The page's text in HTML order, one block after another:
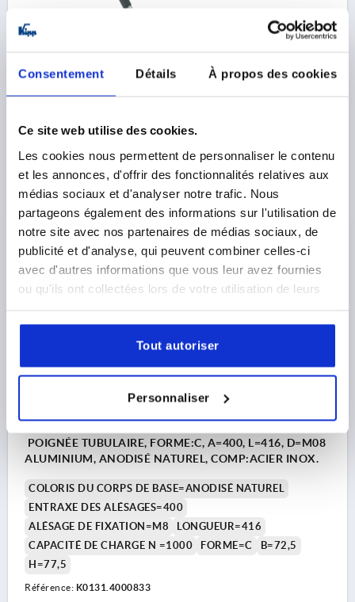
Consentement Détails À propos des cookies
Ce site web utilise des cookies.
Les cookies nous permettent de personnaliser le contenu
et les annonces, d'offrir des fonctionnalités relatives aux
médias sociaux et d'analyser notre trafic. Nous
partageons également des informations sur l'utilisation de
notre site avec nos partenaires de médias sociaux, de
publicité et d'analyse, qui peuvent combiner celles-ci
avec d'autres informations que vous leur avez fournies
ou qu'ils ont collectées lors de votre utilisation de leurs
Tout autoriser
Personnaliser
ALUMINIUM, ANODISE NOIR, COMP:ACIER INOX.
COLORIS DU CORPS DE BASE=ANODISÉ NOIR
ALÉSAGE DE FIXATION=M8
LONGUEUR=416
CAPACITÉ DE CHARGE N =1000
FORME=C
B=72,5
H=77,5
Référence:K0131.4000831
76,83 €
hors TVA
DÉTAILS
POIGNÉE TUBULAIRE, FORME:C, A=400, L=416, D=M08
ALUMINIUM, ANODISÉ NATUREL, COMP:ACIER INOX.
COLORIS DU CORPS DE BASE=ANODISÉ NATUREL
ENTRAXE DES ALÉSAGES=400
ALÉSAGE DE FIXATION=M8
LONGUEUR=416
CAPACITÉ DE CHARGE N =1000
FORME=C
B=72,5
H=77,5
Référence: K0131.4000833